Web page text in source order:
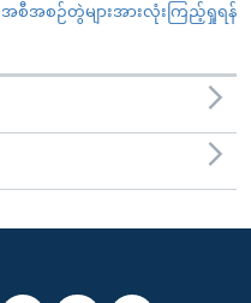
အစီအစဉ်တွဲများအားလုံးကြည့်ရှုရန်